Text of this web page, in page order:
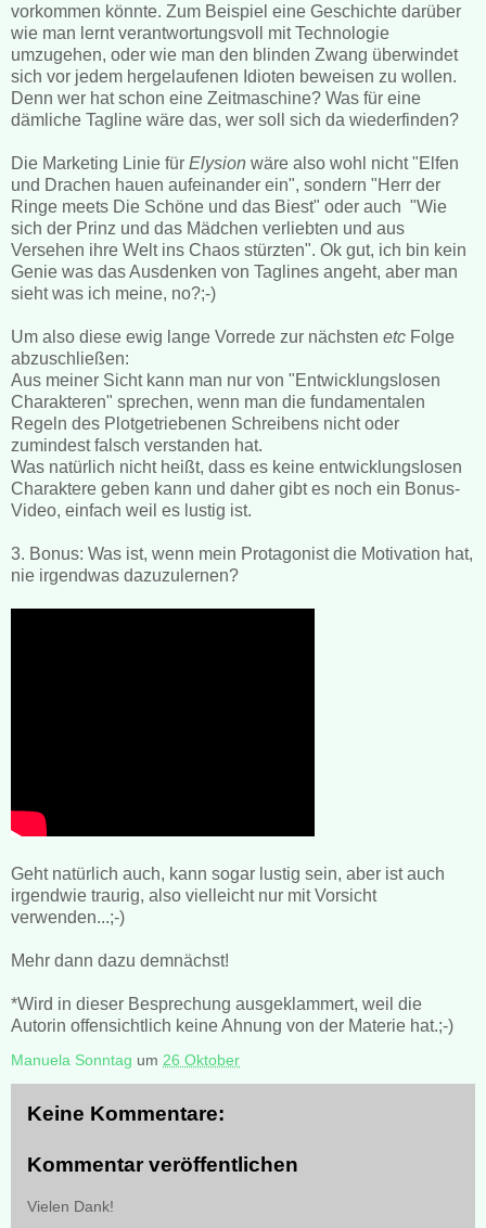
vorkommen könnte. Zum Beispiel eine Geschichte darüber
wie man lernt verantwortungsvoll mit Technologie
umzugehen, oder wie man den blinden Zwang überwindet
sich vor jedem hergelaufenen Idioten beweisen zu wollen.
Denn wer hat schon eine Zeitmaschine? Was für eine
dämliche Tagline wäre das, wer soll sich da wiederfinden?
Die Marketing Linie für Elysion wäre also wohl nicht "Elfen
und Drachen hauen aufeinander ein", sondern "Herr der
Ringe meets Die Schöne und das Biest" oder auch "Wie
sich der Prinz und das Mädchen verliebten und aus
Versehen ihre Welt ins Chaos stürzten". Ok gut, ich bin kein
Genie was das Ausdenken von Taglines angeht, aber man
sieht was ich meine, no?;-)
Um also diese ewig lange Vorrede zur nächsten etc Folge
abzuschließen:
Aus meiner Sicht kann man nur von "Entwicklungslosen
Charakteren" sprechen, wenn man die fundamentalen
Regeln des Plotgetriebenen Schreibens nicht oder
zumindest falsch verstanden hat.
Was natürlich nicht heißt, dass es keine entwicklungslosen
Charaktere geben kann und daher gibt es noch ein Bonus-
Video, einfach weil es lustig ist.
3. Bonus: Was ist, wenn mein Protagonist die Motivation hat,
nie irgendwas dazuzulernen?
Geht natürlich auch, kann sogar lustig sein, aber ist auch
irgendwie traurig, also vielleicht nur mit Vorsicht
verwenden...;-)
Mehr dann dazu demnächst!
*Wird in dieser Besprechung ausgeklammert, weil die
Autorin offensichtlich keine Ahnung von der Materie hat.;-)
Manuela Sonntag um 26 Oktober
Keine Kommentare:
Kommentar veröffentlichen
Vielen Dank!